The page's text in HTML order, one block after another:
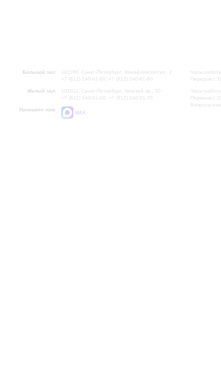
Большой зал:
191186, Санкт-Петербург, Михайловская ул., 2
+7 (812) 240-01-00, +7 (812) 240-01-80
Малый зал:
191011, Санкт-Петербург, Невский пр., 30
+7 (812) 240-01-00, +7 (812) 240-01-70
Напишите нам:
MAX
Часы
Перерыв с
Часы
Перерыв с
Вопросы